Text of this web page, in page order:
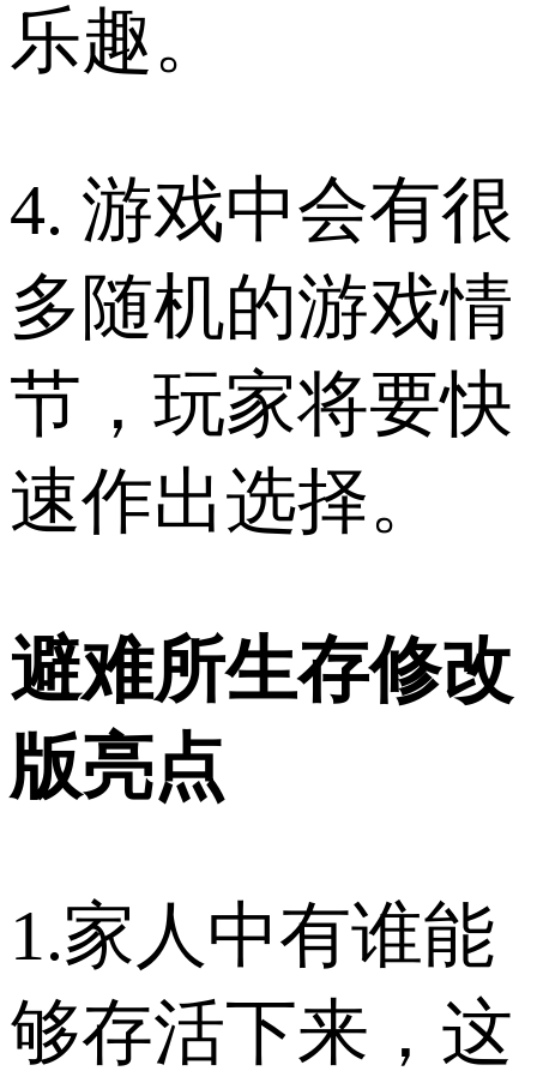
乐趣。
4. 游戏中会有很
多随机的游戏情
节，玩家将要快
速作出选择。
避难所生存修改
版亮点
1.家人中有谁能
够存活下来，这